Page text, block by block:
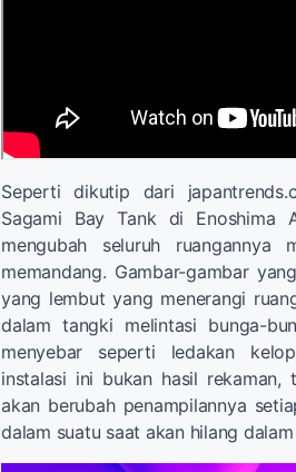
Seperti dikutip dari
Sagami Bay Tank di Enoshima
mengubah seluruh ruangannya
memandang. Gambar-gambar
yang lembut yang menerangi
dalam tangki melintasi bunga-
menyebar seperti ledakan
instalasi ini bukan hasil rekaman,
akan berubah penampilannya
dalam suatu saat akan hilang